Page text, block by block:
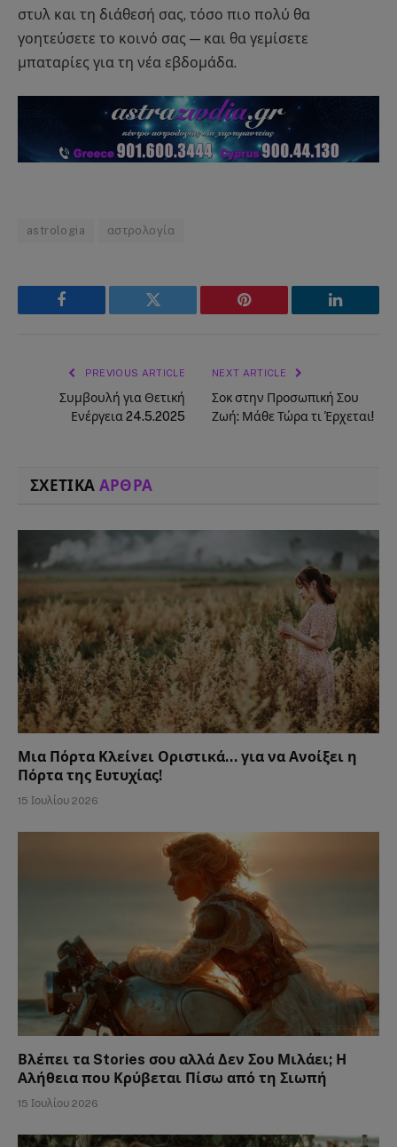
στυλ και τη διάθεσή σας, τόσο πιο πολύ θα
γοητεύσετε το κοινό σας — και θα γεμίσετε
μπαταρίες για τη νέα εβδομάδα.
astrologia αστρολογία
Facebook Twitter Pinterest LinkedIn
PREVIOUS ARTICLE
Συμβουλή για Θετική
Ενέργεια 24.5.2025
NEXT ARTICLE
Σοκ στην Προσωπική Σου
Ζωή: Μάθε Τώρα τι Έρχεται!
ΣΧΕΤΙΚΑ ΑΡΘΡΑ
Μια Πόρτα Κλείνει Οριστικά… για να Ανοίξει η
Πόρτα της Ευτυχίας!
15 Ιουλίου 2026
Βλέπει τα Stories σου αλλά Δεν Σου Μιλάει; Η
Αλήθεια που Κρύβεται Πίσω από τη Σιωπή
15 Ιουλίου 2026